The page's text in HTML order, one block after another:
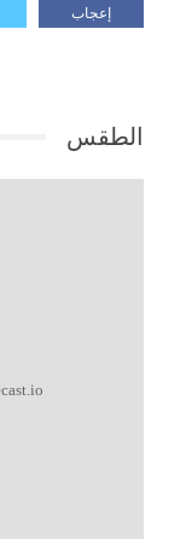
إعجاب
الطقس